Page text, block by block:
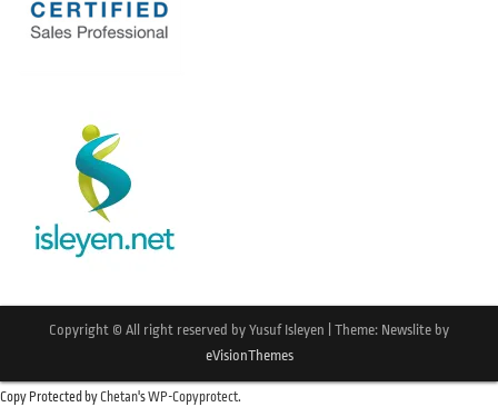
Copyright © All right reserved by Yusuf Isleyen
Theme: Newslite by
eVisionThemes
Copy Protected by Chetan'sWP-Copyprotect.